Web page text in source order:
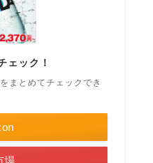
ェック！
まとめてチェックでき
場